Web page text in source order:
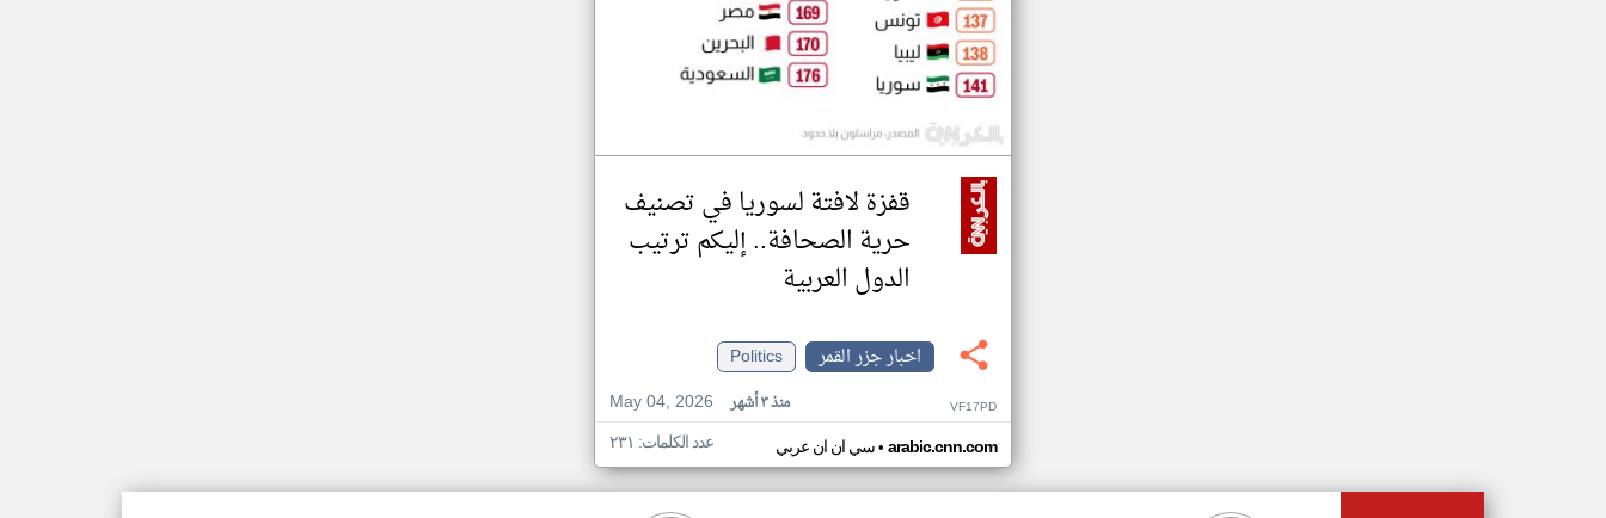
قفزة لافتة لسوريا في تصنيف
حرية الصحافة.. إليكم ترتيب
الدول العربية
اخبار جزر القمر
Politics
May 04, 2026
منذ ٣ أشهر VF17PD
سي ان ان عربي• arabic.cnn.com عدد الكلمات: ٢٣١